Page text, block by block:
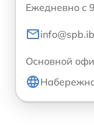
Ежедневно с
Основной